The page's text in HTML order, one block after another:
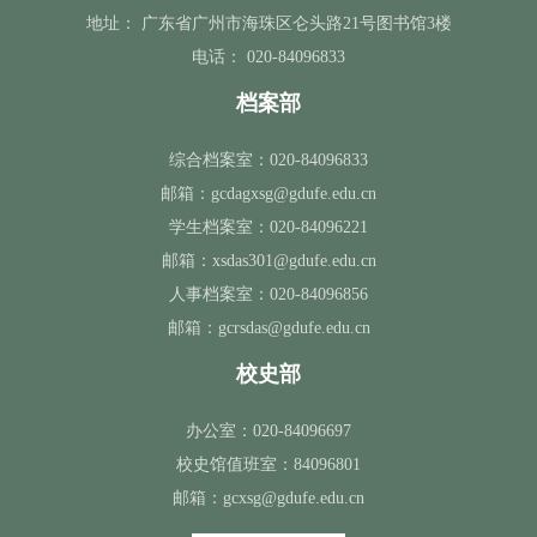
地址：
广东省广州市海珠区仑头路21号图书馆3楼
电话：
020-84096833
档案部
综合档案室：020-84096833
邮箱：gcdagxsg@gdufe.edu.cn
学生档案室：020-84096221
邮箱：xsdas301@gdufe.edu.cn
人事档案室：020-84096856
邮箱：gcrsdas@gdufe.edu.cn
校史部
办公室：020-84096697
校史馆值班室：84096801
邮箱：gcxsg@gdufe.edu.cn